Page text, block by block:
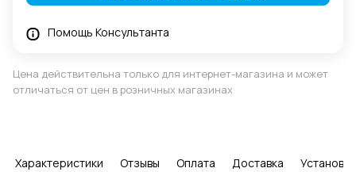
Помощь Консультанта
Цена действительна только для интернет-магазина и может
отличаться от цен в розничных магазинах
Характеристики Отзывы Оплата Доставка Установка